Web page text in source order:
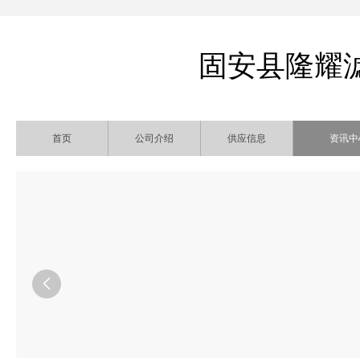
固安县隆耀
首页 公司介绍 供应信息 资讯
